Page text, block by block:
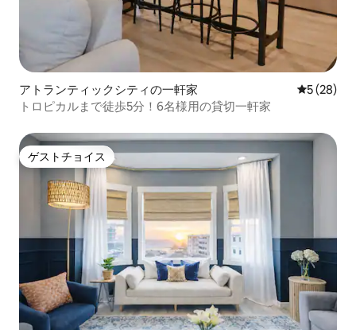
アトランティックシティの一軒家 レビュー
5 (28)
トロピカルまで徒歩5分！6名様用の貸切一軒家
ゲストチョイス
ゲストチョイス